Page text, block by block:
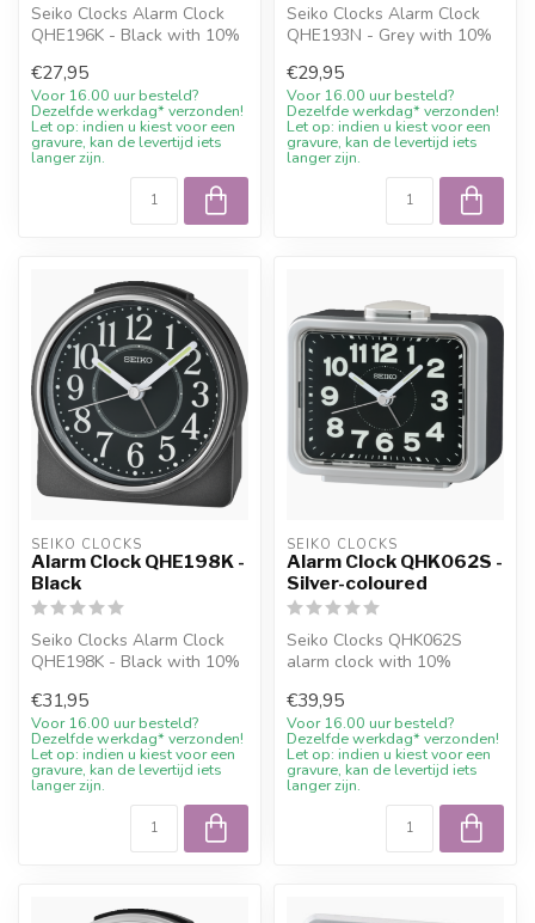
Seiko Clocks Alarm Clock
QHE196K - Black with 10%
Juwelier D...
€27,95
Voor 16.00 uur besteld?
Dezelfde werkdag* verzonden!
Let op: indien u kiest voor een
gravure, kan de levertijd iets
langer zijn.
Seiko Clocks Alarm Clock
QHE193N - Grey with 10%
Juwelier De...
€29,95
Voor 16.00 uur besteld?
Dezelfde werkdag* verzonden!
Let op: indien u kiest voor een
gravure, kan de levertijd iets
langer zijn.
SEIKO CLOCKS
Alarm Clock QHE198K -
Black
Seiko Clocks Alarm Clock
QHE198K - Black with 10%
Juwelier D...
€31,95
Voor 16.00 uur besteld?
Dezelfde werkdag* verzonden!
Let op: indien u kiest voor een
gravure, kan de levertijd iets
langer zijn.
SEIKO CLOCKS
Alarm Clock QHK062S -
Silver-coloured
Seiko Clocks QHK062S
alarm clock with 10%
advice at Juwelie...
€39,95
Voor 16.00 uur besteld?
Dezelfde werkdag* verzonden!
Let op: indien u kiest voor een
gravure, kan de levertijd iets
langer zijn.